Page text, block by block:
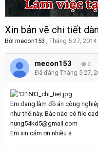
Xin bản vẽ chi tiết
Bởi mecon153 , Tháng 5 27, 2014
mecon153 0
Đã đăng Tháng 5 27,
Em đang làm đồ án công
như thế này. Bác nào có file
hung54kd5@gmail.com
Em xin cảm ơn nhiều ạ.